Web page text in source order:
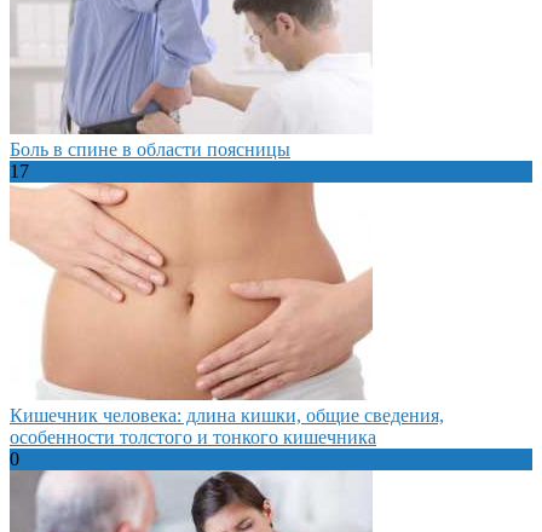
Боль в спине в области поясницы
17
Кишечник человека: длина кишки, общие сведения,
особенности толстого и тонкого кишечника
0